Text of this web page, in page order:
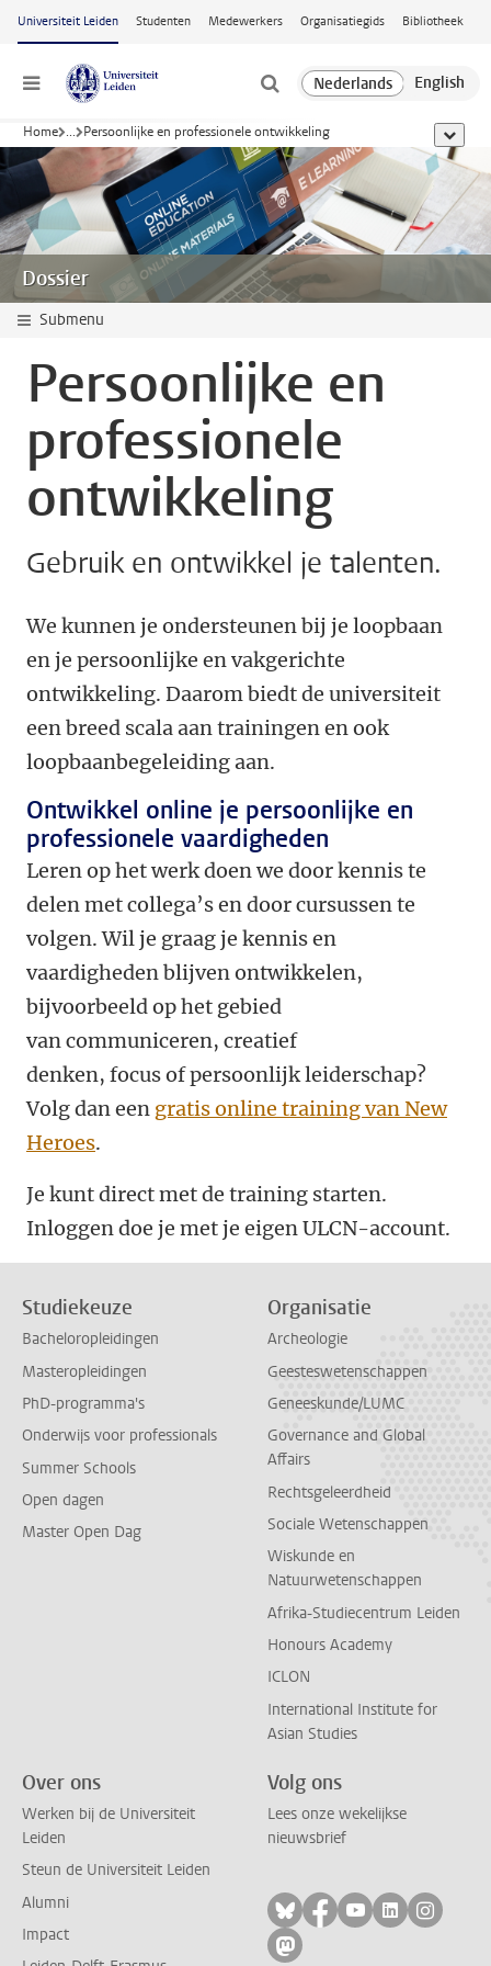
Ga naar hoofdinhoud
Universiteit Leiden Studenten Medewerkers Organisatiegids Bibliotheek
Menu
Home ... Persoonlijke en professionele ontwikkeling toon
Dossier
Submenu
Persoonlijke en
professionele
ontwikkeling
Gebruik en ontwikkel je talenten.
We kunnen je ondersteunen bij je loopbaan
en je persoonlijke en vakgerichte
ontwikkeling. Daarom biedt de universiteit
een breed scala aan trainingen en ook
loopbaanbegeleiding aan.
Ontwikkel online je persoonlijke en
professionele vaardigheden
Leren op het werk doen we door kennis te
delen met collega’s en door cursussen te
volgen. Wil je graag je kennis en
vaardigheden blijven ontwikkelen,
bijvoorbeeld op het gebied
van communiceren, creatief
denken, focus of persoonlijk leiderschap?
Volg dan een gratis online training van New
Heroes.
Je kunt direct met de training starten.
Inloggen doe je met je eigen ULCN-account.
Studiekeuze
Bacheloropleidingen
Masteropleidingen
PhD-programma's
Onderwijs voor professionals
Summer Schools
Open dagen
Master Open Dag
Organisatie
Archeologie
Geesteswetenschappen
Geneeskunde/LUMC
Governance and Global
Affairs
Rechtsgeleerdheid
Sociale Wetenschappen
Wiskunde en
Natuurwetenschappen
Afrika-Studiecentrum Leiden
Honours Academy
ICLON
International Institute for
Asian Studies
Over ons
Werken bij de Universiteit
Leiden
Steun de Universiteit Leiden
Alumni
Impact
Volg ons
Lees onze wekelijkse
nieuwsbrief
Volg ons op bluesky
Volg ons op
Volg ons op
Volg ons
Volg
Volg ons op mastodon